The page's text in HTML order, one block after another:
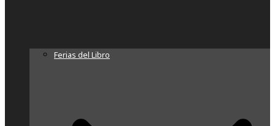
Ferias del Libro